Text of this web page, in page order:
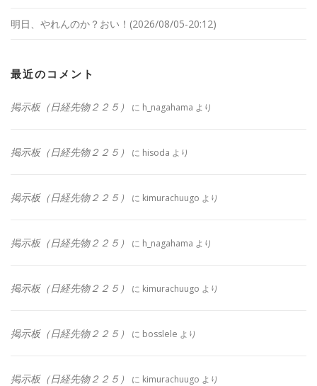
明日、やれんのか？おい！(2026/08/05-20:12)
最近のコメント
掲示板（日経先物２２５） に h_nagahama より
掲示板（日経先物２２５） に hisoda より
掲示板（日経先物２２５） に kimurachuugo より
掲示板（日経先物２２５） に h_nagahama より
掲示板（日経先物２２５） に kimurachuugo より
掲示板（日経先物２２５） に bosslele より
掲示板（日経先物２２５） に kimurachuugo より